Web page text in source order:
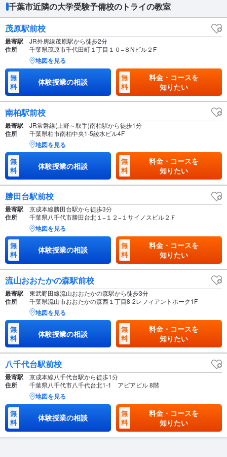
千葉市近隣の大学受験予備校のトライの教室
茂原駅前校
最寄駅 JR外房線茂原駅から徒歩2分
住所 千葉県茂原市千代田町１丁目１０−８Nビル２F
地図を見る
無
料
体験授業の相談
無
料
料金・コースを
知りたい
南柏駅前校
最寄駅 JR常磐線(上野～取手)南柏駅から徒歩1分
住所 千葉県柏市南柏中央1-5綾水ビル4F
地図を見る
無
料
体験授業の相談
無
料
料金・コースを
知りたい
勝田台駅前校
最寄駅 京成本線勝田台駅から徒歩3分
住所 千葉県八千代市勝田台北１−１２−１サイノスビル２Ｆ
地図を見る
無
料
体験授業の相談
無
料
料金・コースを
知りたい
流山おおたかの森駅前校
最寄駅 東武野田線流山おおたかの森駅から徒歩3分
住所 千葉県流山市おおたかの森西１丁目8-2レフィアントホーク1F
地図を見る
無
料
体験授業の相談
無
料
料金・コースを
知りたい
八千代台駅前校
最寄駅 京成本線八千代台駅から徒歩1分
住所 千葉県八千代市八千代台北1-1 アピアビル 8階
地図を見る
無
料
体験授業の相談
無
料
料金・コースを
知りたい